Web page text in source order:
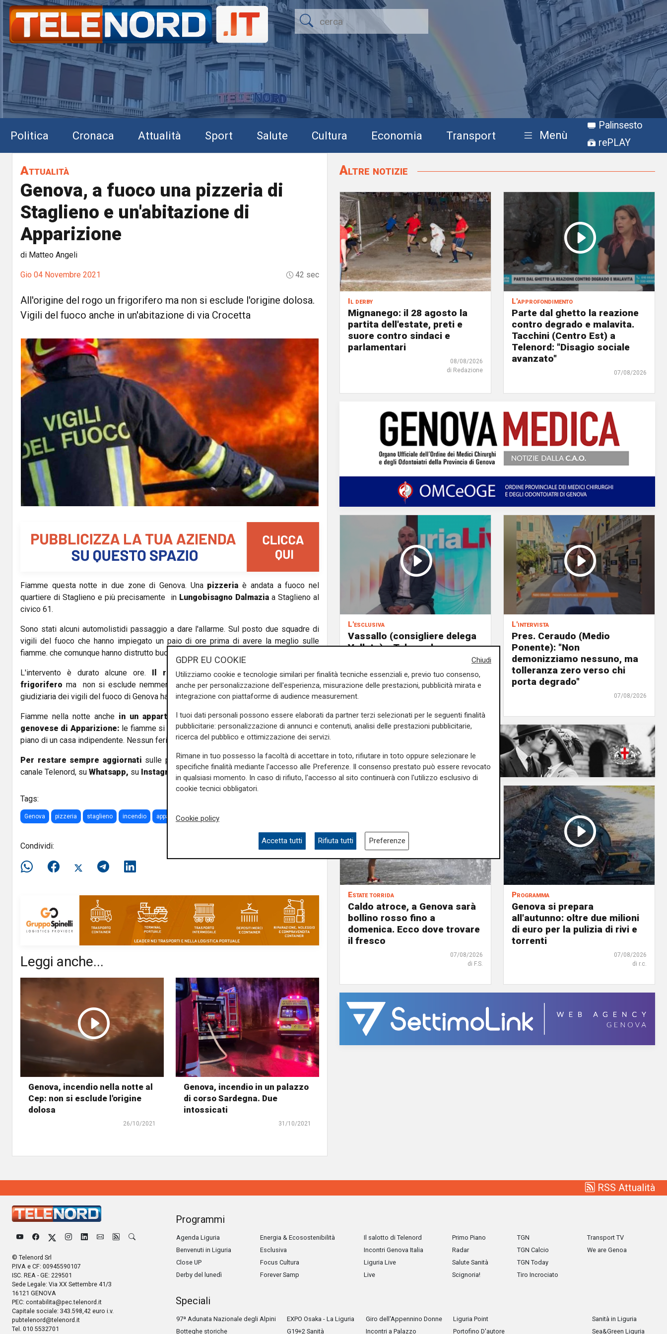
Politica Cronaca Attualità Sport Salute Cultura Economia Transport Menù
Palinsesto
rePLAY
Attualità
Genova, a fuoco una pizzeria di
Staglieno e un'abitazione di
Apparizione
di Matteo Angeli
Gio 04 Novembre 2021 42 sec
All'origine del rogo un frigorifero ma non si esclude l'origine dolosa.
Vigili del fuoco anche in un'abitazione di via Crocetta
Fiamme questa notte in due zone di Genova. Una pizzeria è andata a fuoco nel
quartiere di Staglieno e più precisamente in Lungobisagno Dalmaziaa Staglieno al
civico 61.
Sono stati alcuni automolistidi passaggio a dare l'allarme. Sul posto due squadre di
vigili del fuoco che hanno impiegato un paio di ore prima di avere la meglio sulle
fiamme. che comunque hanno distrutto buona parte dei locali.
L'intervento è durato alcune ore. Il rogo potrebbe essere partito da un
frigorifero ma non si esclude nemmeno l'ipotesi delgesto doloso. La squadra
giudiziaria dei vigili del fuoco di Genova ha già iniziato le indagini.
Fiamme nella notte anche in un appartamento di via Crocetta, nel quartiere
genovese di Apparizione: le fiamme si sono sviluppate in un'abitazione al secondo
piano di un casa indipendente. Nessun ferito ma danni ingenti.
Per restare sempre aggiornati sulle principali notizie sulla Liguria seguiteci sul
canale Telenord, su Whatsapp, su Instagram, suYoutubee suFacebook.
Tags:
Genova pizzeria staglieno incendio apparizione
Condividi:
Leggi anche...
Genova, incendio nella notte al
Cep: non si esclude l'origine
dolosa
26/10/2021
Genova, incendio in un palazzo
di corso Sardegna. Due
intossicati
31/10/2021
Altre notizie
Il derby
Mignanego: il 28 agosto la
partita dell'estate, preti e
suore contro sindaci e
parlamentari
08/08/2026
di Redazione
L'approfondimento
Parte dal ghetto la reazione
contro degrado e malavita.
Tacchini (Centro Est) a
Telenord: "Disagio sociale
avanzato"
07/08/2026
L'esclusiva
Vassallo (consigliere delega
Vallate) a Telenord:
ottima notizia per ridurre il
traffico in Valpolcevera"
L'intervista
Pres. Ceraudo (Medio
Ponente): "Non
demonizziamo nessuno, ma
tolleranza zero verso chi
porta degrado"
07/08/2026
Estate torrida
Caldo atroce, a Genova sarà
bollino rosso fino a
domenica. Ecco dove trovare
il fresco
07/08/2026
di F.S.
Programma
Genova si prepara
all'autunno: oltre due milioni
di euro per la pulizia di rivi e
torrenti
07/08/2026
di r.c.
RSS Attualità
© Telenord Srl
P.IVA e CF: 00945590107
ISC. REA - GE: 229501
Sede Legale: Via XX Settembre 41/3
16121 GENOVA
PEC: contabilita@pec.telenord.it
Capitale sociale: 343.598,42 euro i.v.
pubtelenord@telenord.it
Tel. 010 5532701
Programmi
Agenda Liguria
Benvenuti in Liguria
Close UP
Derby del lunedì
Energia & Ecosostenibilità
Esclusiva
Focus Cultura
Forever Samp
Il salotto di Telenord
Incontri Genova Italia
Liguria Live
Live
Primo Piano
Radar
Salute Sanità
Scignoria!
TGN
TGN Calcio
TGN Today
Tiro Incrociato
Transport TV
We are Genoa
Speciali
97ª Adunata Nazionale degli Alpini
Botteghe storiche
EXPO Osaka - La Liguria
G19+2 Sanità
Giro dell'Appennino Donne
Incontri a Palazzo
Liguria Point
Portofino D'autore
Sanità in Liguria
Sea&Green Liguria
Chiudi
GDPR EU COOKIE
Utilizziamo cookie e tecnologie similari per finalità tecniche essenziali e, previo tuo consenso,
anche per personalizzazione dell'esperienza, misurazione delle prestazioni, pubblicità mirata e
integrazione con piattaforme di audience measurement.
I tuoi dati personali possono essere elaborati da partner terzi selezionati per le seguenti finalità
pubblicitarie: personalizzazione di annunci e contenuti, analisi delle prestazioni pubblicitarie,
ricerca del pubblico e ottimizzazione dei servizi.
Rimane in tuo possesso la facoltà di accettare in toto, rifiutare in toto oppure selezionare le
specifiche finalità mediante l'accesso alle Preferenze. Il consenso prestato può essere revocato
in qualsiasi momento. In caso di rifiuto, l'accesso al sito continuerà con l'utilizzo esclusivo di
cookie tecnici obbligatori.
Cookie policy
Accetta tutti Rifiuta tutti Preferenze